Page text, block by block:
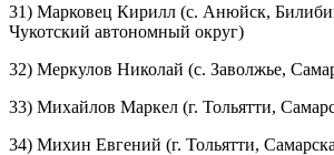
31) Марковец Кирилл (с. Анюйск,
Чукотский автономный округ)
32) Меркулов Николай (с. Заволжье,
33) Михайлов Маркел (г. Тольятти,
34) Михин Евгений (г. Тольятти,